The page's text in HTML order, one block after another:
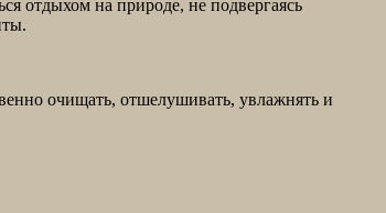
отдыхом на природе, не подвергаясь
очищать, отшелушивать, увлажнять и